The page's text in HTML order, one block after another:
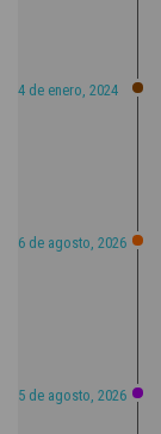
4 de enero, 2024
6 de agosto, 2026
5 de agosto, 2026